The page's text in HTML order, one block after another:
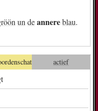
un deannereblau.
actief